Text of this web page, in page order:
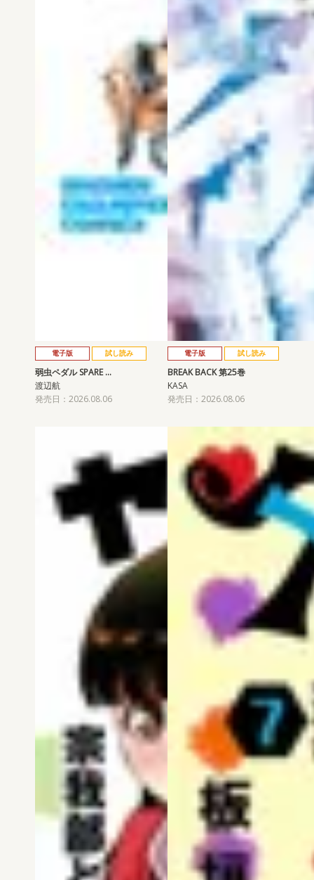
電子版 試し読み
弱虫ペダル SPARE …
渡辺航
発売日：2026.08.06
電子版 試し読み
BREAK BACK 第25巻
KASA
発売日：2026.08.06